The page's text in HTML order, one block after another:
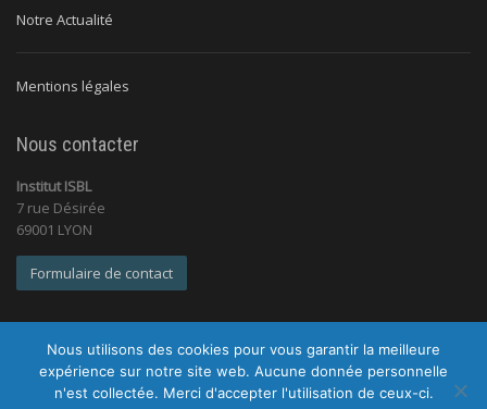
Notre Actualité
Mentions légales
Nous contacter
Institut ISBL
7 rue Désirée
69001 LYON
Formulaire de contact
© 2026 Institut ISBL |Tous droits réservés |Mentions légales |
Nous utilisons des cookies pour vous garantir la meilleure
expérience sur notre site web. Aucune donnée personnelle
n'est collectée. Merci d'accepter l'utilisation de ceux-ci.